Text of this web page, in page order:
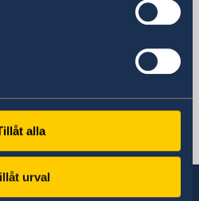
alla
urval
Centre